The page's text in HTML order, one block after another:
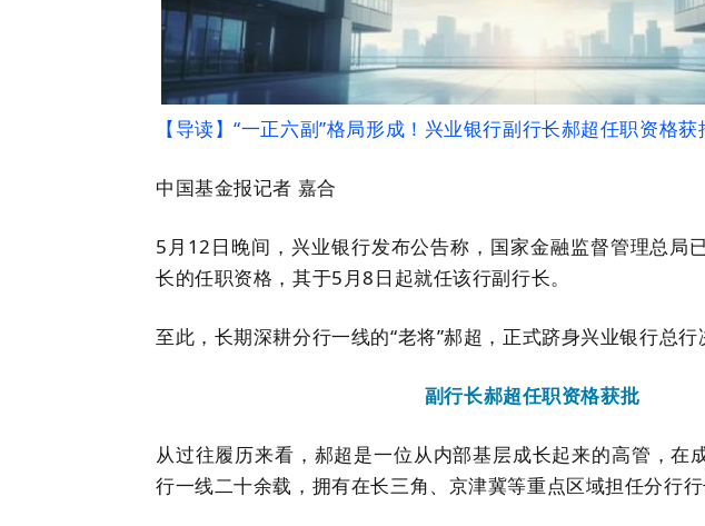
【导读】“一正六副”格局形成！兴业银行副行长郝超任职资格获
中国基金报记者 嘉合
5月12日晚间，兴业银行发布公告称，国家金融监督管理总局
长的任职资格，其于5月8日起就任该行副行长。
至此，长期深耕分行一线的“老将”郝超，正式跻身兴业银行总行
副行长郝超任职资格获批
从过往履历来看，郝超是一位从内部基层成长起来的高管，在
行一线二十余载，拥有在长三角、京津冀等重点区域担任分行行